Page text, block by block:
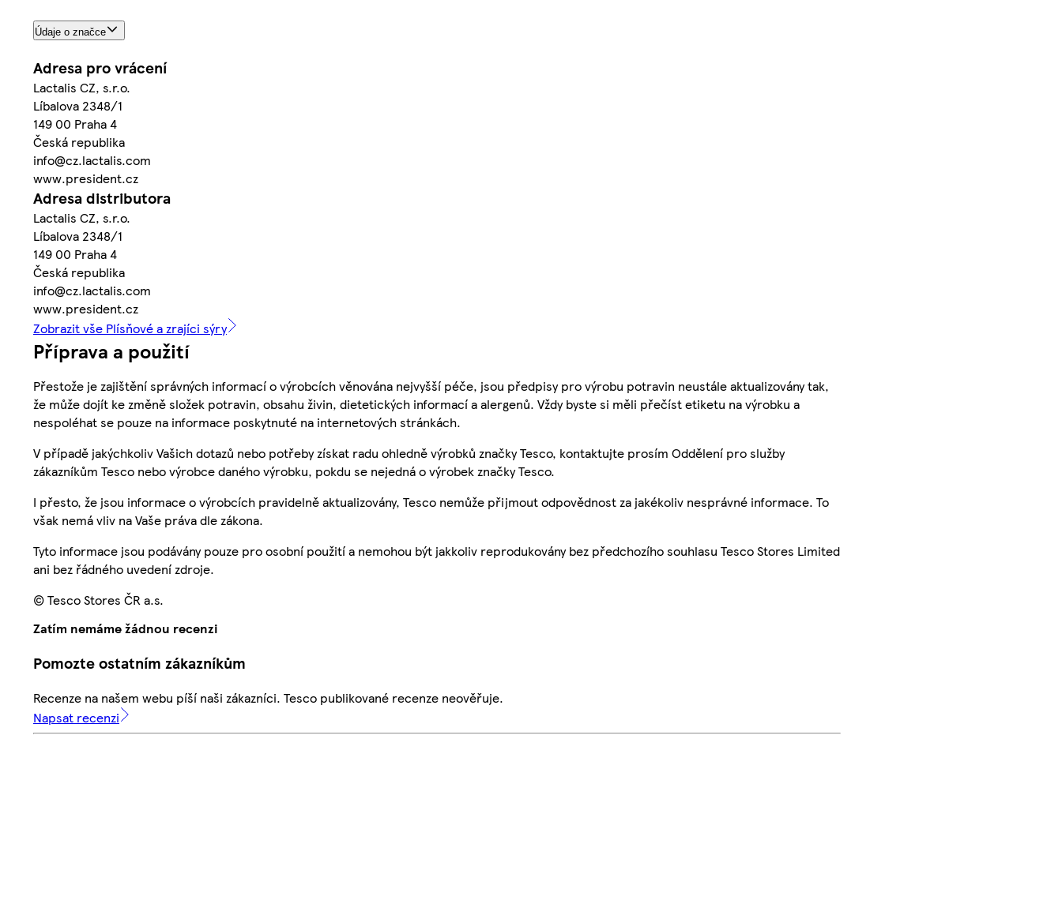
Údaje o značce
Adresa pro vrácení
Lactalis CZ, s.r.o.
Líbalova 2348/1
149 00 Praha 4
Česká republika
info@cz.lactalis.com
www.president.cz
Adresa distributora
Lactalis CZ, s.r.o.
Líbalova 2348/1
149 00 Praha 4
Česká republika
info@cz.lactalis.com
www.president.cz
Zobrazit vše Plísňové a zrajíci sýry
Příprava a použití
Přestože je zajištění správných informací o výrobcích věnována nejvyšší péče, jsou předpisy pro výrobu potravin neustále aktualizovány tak,
že může dojít ke změně složek potravin, obsahu živin, dietetických informací a alergenů. Vždy byste si měli přečíst etiketu na výrobku a
nespoléhat se pouze na informace poskytnuté na internetových stránkách.
V případě jakýchkoliv Vašich dotazů nebo potřeby získat radu ohledně výrobků značky Tesco, kontaktujte prosím Oddělení pro služby
zákazníkům Tesco nebo výrobce daného výrobku, pokdu se nejedná o výrobek značky Tesco.
I přesto, že jsou informace o výrobcích pravidelně aktualizovány, Tesco nemůže přijmout odpovědnost za jakékoliv nesprávné informace. To
však nemá vliv na Vaše práva dle zákona.
Tyto informace jsou podávány pouze pro osobní použití a nemohou být jakkoliv reprodukovány bez předchozího souhlasu Tesco Stores Limited
ani bez řádného uvedení zdroje.
© Tesco Stores ČR a.s.
Zatím nemáme žádnou recenzi
Pomozte ostatním zákazníkům
Recenze na našem webu píší naši zákazníci. Tesco publikované recenze neověřuje.
Napsat recenzi